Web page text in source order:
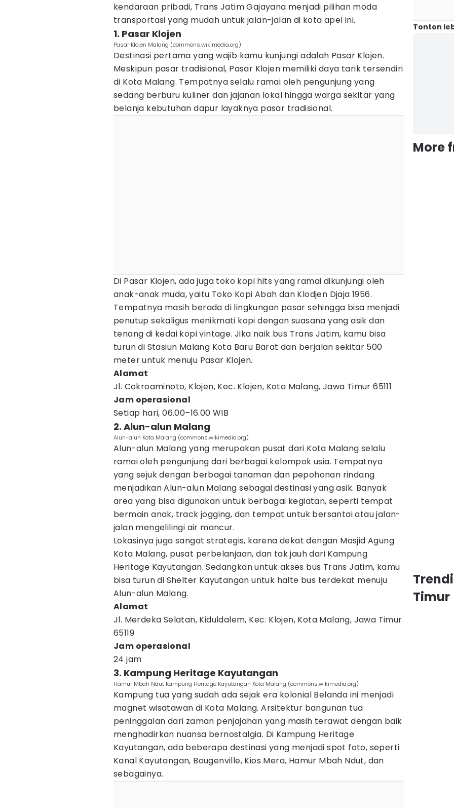
kendaraan pribadi, Trans Jatim Gajayana menjadi pilihan moda
transportasi yang mudah untuk jalan-jalan di kota apel ini.
1. Pasar Klojen
Pasar Klojen Malang (commons.wikimedia.org)
Destinasi pertama yang wajib kamu kunjungi adalah Pasar Klojen.
Meskipun pasar tradisional, Pasar Klojen memiliki daya tarik tersendiri
di Kota Malang. Tempatnya selalu ramai oleh pengunjung yang
sedang berburu kuliner dan jajanan lokal hingga warga sekitar yang
belanja kebutuhan dapur layaknya pasar tradisional.
Di Pasar Klojen, ada juga toko kopi hits yang ramai dikunjungi oleh
anak-anak muda, yaitu Toko Kopi Abah dan Klodjen Djaja 1956.
Tempatnya masih berada di lingkungan pasar sehingga bisa menjadi
penutup sekaligus menikmati kopi dengan suasana yang asik dan
tenang di kedai kopi vintage. Jika naik bus Trans Jatim, kamu bisa
turun di Stasiun Malang Kota Baru Barat dan berjalan sekitar 500
meter untuk menuju Pasar Klojen.
Alamat
Jl. Cokroaminoto, Klojen, Kec. Klojen, Kota Malang, Jawa Timur 65111
Jam operasional
Setiap hari, 06.00–16.00 WIB
2. Alun-alun Malang
Alun-alun Kota Malang (commons.wikimedia.org)
Alun-alun Malang yang merupakan pusat dari Kota Malang selalu
ramai oleh pengunjung dari berbagai kelompok usia. Tempatnya
yang sejuk dengan berbagai tanaman dan pepohonan rindang
menjadikan Alun-alun Malang sebagai destinasi yang asik. Banyak
area yang bisa digunakan untuk berbagai kegiatan, seperti tempat
bermain anak, track jogging, dan tempat untuk bersantai atau jalan-
jalan mengelilingi air mancur.
Lokasinya juga sangat strategis, karena dekat dengan Masjid Agung
Kota Malang, pusat perbelanjaan, dan tak jauh dari Kampung
Heritage Kayutangan. Sedangkan untuk akses bus Trans Jatim, kamu
bisa turun di Shelter Kayutangan untuk halte bus terdekat menuju
Alun-alun Malang.
Alamat
Jl. Merdeka Selatan, Kiduldalem, Kec. Klojen, Kota Malang, Jawa Timur
65119
Jam operasional
24 jam
3. Kampung Heritage Kayutangan
Hamur Mbah Ndut Kampung Heritage Kayutangan Kota Malang (commons.wikimedia.org)
Kampung tua yang sudah ada sejak era kolonial Belanda ini menjadi
magnet wisatawan di Kota Malang. Arsitektur bangunan tua
peninggalan dari zaman penjajahan yang masih terawat dengan baik
menghadirkan nuansa bernostalgia. Di Kampung Heritage
Kayutangan, ada beberapa destinasi yang menjadi spot foto, seperti
Kanal Kayutangan, Bougenville, Kios Mera, Hamur Mbah Ndut, dan
sebagainya.
Tonton
More
Timur